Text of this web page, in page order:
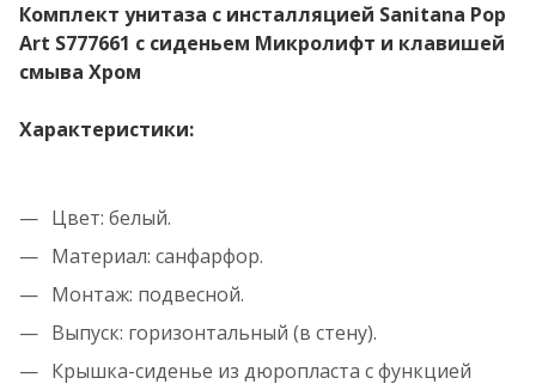
Комплект унитаза с инсталляцией Sanitana Pop
Art S777661 с сиденьем Микролифт и клавишей
смыва Хром
Характеристики:
Цвет: белый.
Материал: санфарфор.
Монтаж: подвесной.
Выпуск: горизонтальный (в стену).
Крышка-сиденье из дюропласта с функцией